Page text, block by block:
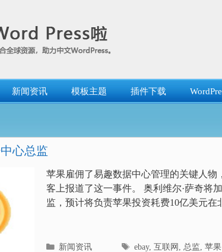
新闻资讯 模板主题 插件下载
心总监
苹果雇佣了易趣数据中心管理的关键人物
客上报道了这一事件。 奥利维尔·萨奇将
监，预计将负责苹果投资耗费10亿美元
分
新闻资讯
标
ebay,互联网 ,总监,苹果